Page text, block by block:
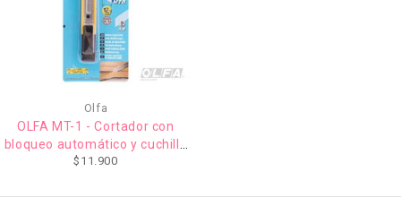
Olfa
OLFA MT-1 - Cortador con
bloqueo automático y cuchilla
12,5mm
$ 11.900